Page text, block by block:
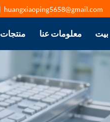
huangxiaoping5658@gmail.com
بيت معلومات عنا منتجات